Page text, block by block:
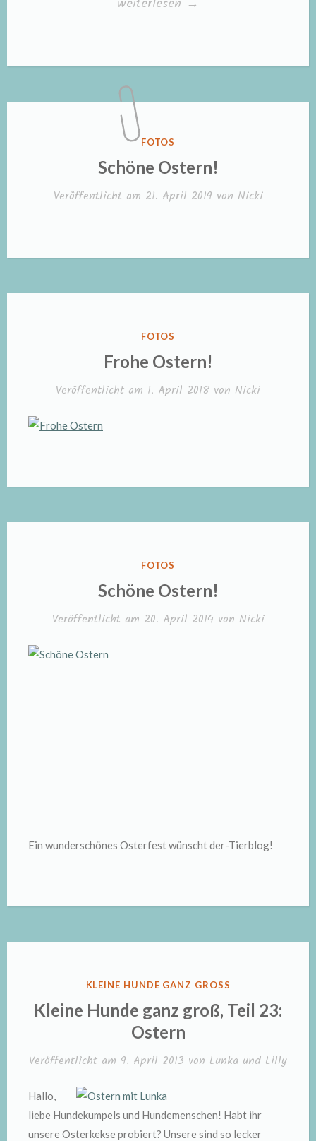
basteln“
VERÖFFENTLICHT
FOTOS
Schöne Ostern!
Veröffentlicht am 21. April 2019 von Nicki
VERÖFFENTLICHT
FOTOS
Frohe Ostern!
Veröffentlicht am 1. April 2018 von Nicki
VERÖFFENTLICHT
FOTOS
Schöne Ostern!
Veröffentlicht am 20. April 2014 von Nicki
Ein wunderschönes Osterfest wünscht der-Tierblog!
VERÖFFENTLICHT
KLEINE HUNDE GANZ GROSS
Kleine Hunde ganz groß, Teil 23:
Ostern
Veröffentlicht am 9. April 2013 von Lunka und Lilly
Hallo,
liebe Hundekumpels und Hundemenschen! Habt ihr
unsere Osterkekse probiert? Unsere sind so lecker